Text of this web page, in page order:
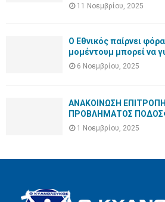
11 Νοεμβρίου, 2025
Ο Εθνικός παίρνει
μομέντουμ μπορεί να
6 Νοεμβρίου, 2025
ΑΝΑΚΟΙΝΩΣΗ
ΠΡΟΒΛΗΜΑΤΟΣ
1 Νοεμβρίου, 2025